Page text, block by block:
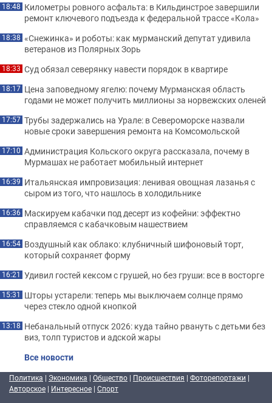
18:48 Километры ровного асфальта: в Кильдинстрое завершили
ремонт ключевого подъезда к федеральной трассе «Кола»
18:38 «Снежинка» и роботы: как мурманский депутат удивила
ветеранов из Полярных Зорь
18:33 Суд обязал северянку навести порядок в квартире
18:17 Цена заповедному ягелю: почему Мурманская область
годами не может получить миллионы за норвежских оленей
17:57 Трубы задержались на Урале: в Североморске назвали
новые сроки завершения ремонта на Комсомольской
17:10 Администрация Кольского округа рассказала, почему в
Мурмашах не работает мобильный интернет
16:39 Итальянская импровизация: ленивая овощная лазанья с
сыром из того, что нашлось в холодильнике
16:36 Маскируем кабачки под десерт из кофейни: эффектно
справляемся с кабачковым нашествием
16:54 Воздушный как облако: клубничный шифоновый торт,
который сохраняет форму
16:21 Удивил гостей кексом с грушей, но без груши: все в восторге
15:31 Шторы устарели: теперь мы выключаем солнце прямо
через стекло одной кнопкой
13:18 Небанальный отпуск 2026: куда тайно рвануть с детьми без
виз, толп туристов и адской жары
Все новости
Политика | Экономика | Общество | Происшествия | Фоторепортажи |
Авторское | Интересное | Спорт